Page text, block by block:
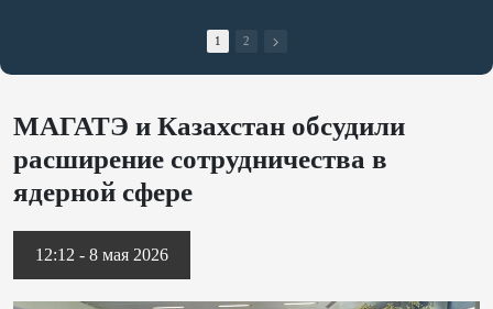
1 2
МАГАТЭ и Казахстан обсудили
расширение сотрудничества в
ядерной сфере
12:12 - 8 мая 2026